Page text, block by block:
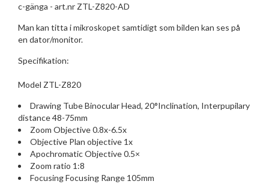
c-gänga - art.nr ZTL-Z820-AD
Man kan titta i mikroskopet samtidigt som bilden kan ses på
en dator/monitor.
Specifikation:
Model ZTL-Z820
Drawing Tube Binocular Head, 20°Inclination, Interpupilary
distance 48-75mm
Zoom Objective 0.8x-6.5x
Objective Plan objective 1x
Apochromatic Objective 0.5×
Zoom ratio 1:8
Focusing Focusing Range 105mm